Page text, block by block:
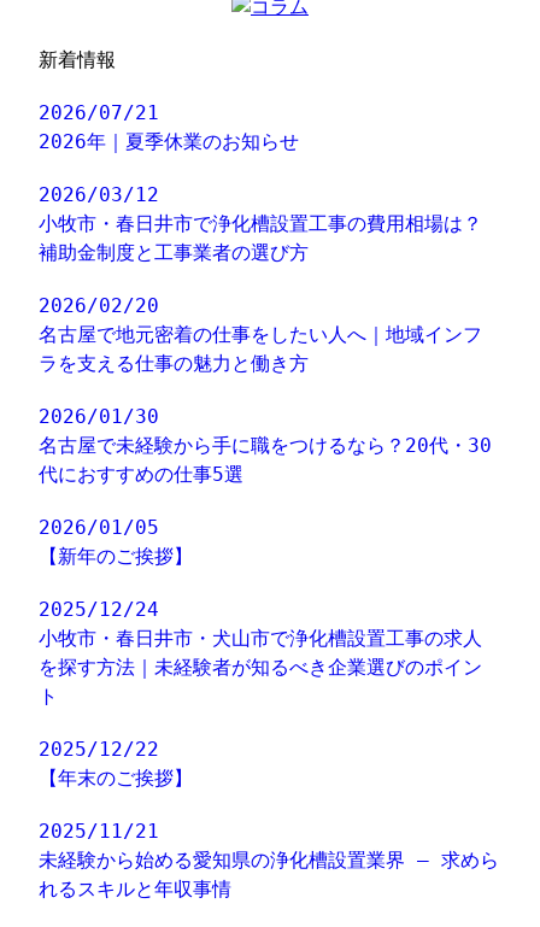
新着情報
2026/07/21
2026年｜夏季休業のお知らせ
2026/03/12
小牧市・春日井市で浄化槽設置工事の費用相場は？
補助金制度と工事業者の選び方
2026/02/20
名古屋で地元密着の仕事をしたい人へ｜地域インフ
ラを支える仕事の魅力と働き方
2026/01/30
名古屋で未経験から手に職をつけるなら？20代・30
代におすすめの仕事5選
2026/01/05
【新年のご挨拶】
2025/12/24
小牧市・春日井市・犬山市で浄化槽設置工事の求人
を探す方法｜未経験者が知るべき企業選びのポイン
ト
2025/12/22
【年末のご挨拶】
2025/11/21
未経験から始める愛知県の浄化槽設置業界 – 求めら
れるスキルと年収事情